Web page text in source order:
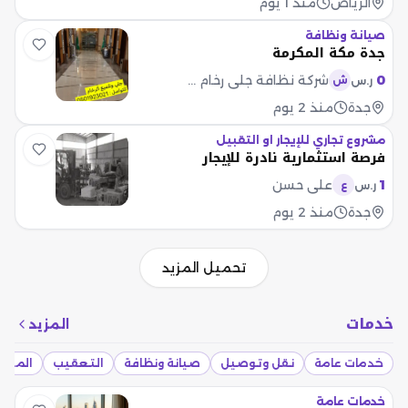
صيانة ونظافة
جدة مكة المكرمة
0 ر.س ش
شركة نظافة جلي رخام جدة
جدة
منذ 2 يوم
مشروع تجاري للإيجار او التقبيل
فرصة استثمارية نادرة للإيجار
1 ر.س ع
علي حسن
جدة
منذ 2 يوم
تحميل المزيد
خدمات المزيد
خدمات عامة نقل وتوصيل صيانة ونظافة التعقيب
خدمات عامة